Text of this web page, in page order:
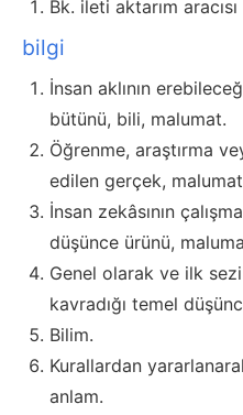
Bk. ileti aktarım aracısı
bilgi
İnsan aklının
bütünü, bili, malumat.
Öğrenme, araştırma
edilen gerçek,
İnsan zekâsının
düşünce ürünü,
Genel olarak ve ilk
kavradığı temel
Bilim.
Kurallardan
anlam.